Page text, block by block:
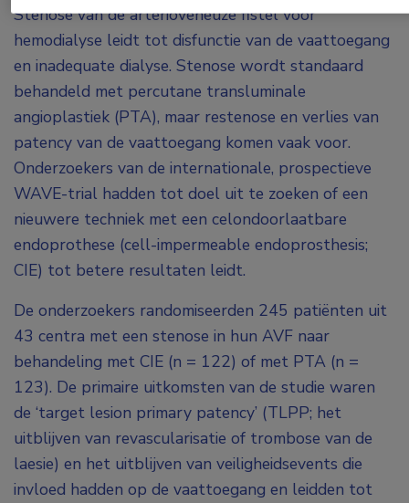
Stenose van de arterioveneuze fistel voor
hemodialyse leidt tot disfunctie van de vaattoegang
en inadequate dialyse. Stenose wordt standaard
behandeld met percutane transluminale
angioplastiek (PTA), maar restenose en verlies van
patency van de vaattoegang komen vaak voor.
Onderzoekers van de internationale, prospectieve
WAVE-trial hadden tot doel uit te zoeken of een
nieuwere techniek met een celondoorlaatbare
endoprothese (cell-impermeable endoprosthesis;
CIE) tot betere resultaten leidt.
De onderzoekers randomiseerden 245 patiënten uit
43 centra met een stenose in hun AVF naar
behandeling met CIE (n = 122) of met PTA (n =
123). De primaire uitkomsten van de studie waren
de ‘target lesion primary patency’ (TLPP; het
uitblijven van revascularisatie of trombose van de
laesie) en het uitblijven van veiligheidsevents die
invloed hadden op de vaattoegang en leidden tot